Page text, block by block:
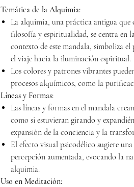
Temática de la Alquimia:
La alquimia, una práctica antigua que
filosofía y espiritualidad, se centra en
contexto de este mandala, simboliza
el viaje hacia la iluminación espiritual.
Los colores y patrones vibrantes
procesos alquímicos, como la
Líneas y Formas:
Las líneas y formas en el mandala
como si estuvieran girando y
expansión de la conciencia y la
El efecto visual psicodélico sugiere
percepción aumentada, evocando la
alquimia.
Uso en Meditación: